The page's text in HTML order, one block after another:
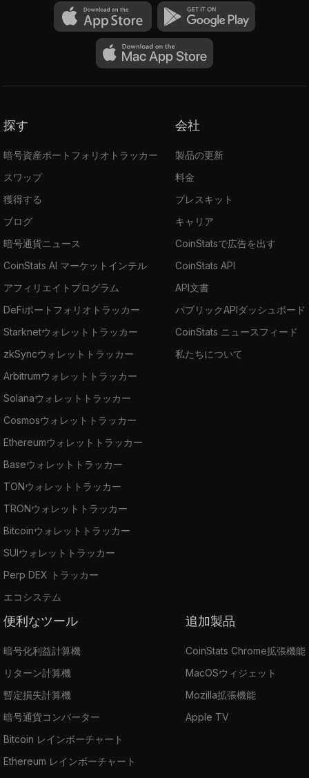
探す
暗号資産ポートフォリオトラッカー
スワップ
獲得する
ブログ
暗号通貨ニュース
CoinStats AI マーケットインテル
アフィリエイトプログラム
DeFiポートフォリオトラッカー
Starknetウォレットトラッカー
zkSyncウォレットトラッカー
Arbitrumウォレットトラッカー
Solanaウォレットトラッカー
Cosmosウォレットトラッカー
Ethereumウォレットトラッカー
Baseウォレットトラッカー
TONウォレットトラッカー
TRONウォレットトラッカー
Bitcoinウォレットトラッカー
SUIウォレットトラッカー
Perp DEX トラッカー
エコシステム
会社
製品の更新
料金
プレスキット
キャリア
CoinStatsで広告を出す
CoinStats API
API文書
パブリックAPIダッシュボード
CoinStats ニュースフィード
私たちについて
便利なツール
暗号化利益計算機
リターン計算機
暫定損失計算機
暗号通貨コンバーター
Bitcoin レインボーチャート
Ethereum レインボーチャート
追加製品
CoinStats Chrome拡張機能
MacOSウィジェット
Mozilla拡張機能
Apple TV